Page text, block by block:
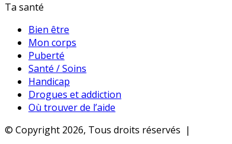
Ta santé
Bien être
Mon corps
Puberté
Santé / Soins
Handicap
Drogues et addiction
Où trouver de l’aide
© Copyright 2026, Tous droits réservés |